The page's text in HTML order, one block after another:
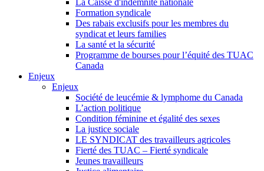
La Caisse d'indemnité nationale
Formation syndicale
Des rabais exclusifs pour les membres du
syndicat et leurs families
La santé et la sécurité
Programme de bourses pour l’équité des TUAC
Canada
Enjeux
Enjeux
Société de leucémie & lymphome du Canada
L’action politique
Condition féminine et égalité des sexes
La justice sociale
LE SYNDICAT des travailleurs agricoles
Fierté des TUAC – Fierté syndicale
Jeunes travailleurs